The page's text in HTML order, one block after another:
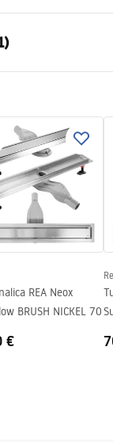
90
0,45 l/s
Nano Flex
120
REA Neox
BRUSH NICKEL 70
€